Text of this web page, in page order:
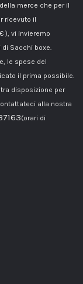
merce che per il
ricevuto il
), vi invieremo
Sacchi boxe.
le spese del
il prima possibile.
disposizione per
alla nostra
(orari di